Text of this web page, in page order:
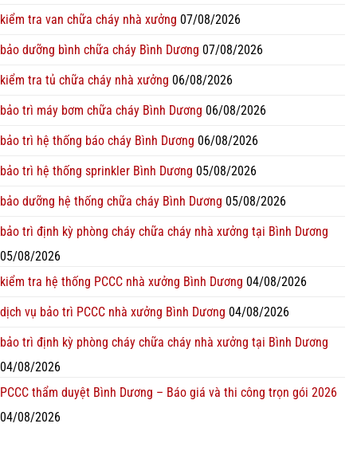
kiểm tra van chữa cháy nhà xưởng 07/08/2026
bảo dưỡng bình chữa cháy Bình Dương 07/08/2026
kiểm tra tủ chữa cháy nhà xưởng 06/08/2026
bảo trì máy bơm chữa cháy Bình Dương 06/08/2026
bảo trì hệ thống báo cháy Bình Dương 06/08/2026
bảo trì hệ thống sprinkler Bình Dương 05/08/2026
bảo dưỡng hệ thống chữa cháy Bình Dương 05/08/2026
bảo trì định kỳ phòng cháy chữa cháy nhà xưởng tại Bình Dương
05/08/2026
kiểm tra hệ thống PCCC nhà xưởng Bình Dương 04/08/2026
dịch vụ bảo trì PCCC nhà xưởng Bình Dương 04/08/2026
bảo trì định kỳ phòng cháy chữa cháy nhà xưởng tại Bình Dương
04/08/2026
PCCC thẩm duyệt Bình Dương – Báo giá và thi công trọn gói 2026
04/08/2026